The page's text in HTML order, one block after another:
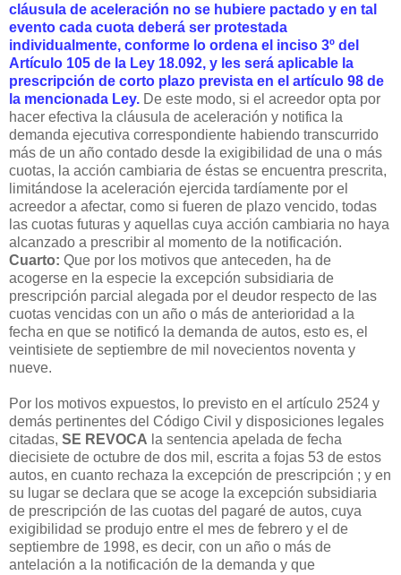
cláusula de aceleración no se hubiere pactado y en tal
evento cada cuota deberá ser protestada
individualmente, conforme lo ordena el inciso 3º del
Artículo 105 de la Ley 18.092, y les será aplicable la
prescripción de corto plazo prevista en el artículo 98 de
la mencionada Ley. De este modo, si el acreedor opta por
hacer efectiva la cláusula de aceleración y notifica la
demanda ejecutiva correspondiente habiendo transcurrido
más de un año contado desde la exigibilidad de una o más
cuotas, la acción cambiaria de éstas se encuentra prescrita,
limitándose la aceleración ejercida tardíamente por el
acreedor a afectar, como si fueren de plazo vencido, todas
las cuotas futuras y aquellas cuya acción cambiaria no haya
alcanzado a prescribir al momento de la notificación.
Cuarto: Que por los motivos que anteceden, ha de
acogerse en la especie la excepción subsidiaria de
prescripción parcial alegada por el deudor respecto de las
cuotas vencidas con un año o más de anterioridad a la
fecha en que se notificó la demanda de autos, esto es, el
veintisiete de septiembre de mil novecientos noventa y
nueve.
Por los motivos expuestos, lo previsto en el artículo 2524 y
demás pertinentes del Código Civil y disposiciones legales
citadas, SE REVOCA la sentencia apelada de fecha
diecisiete de octubre de dos mil, escrita a fojas 53 de estos
autos, en cuanto rechaza la excepción de prescripción ; y en
su lugar se declara que se acoge la excepción subsidiaria
de prescripción de las cuotas del pagaré de autos, cuya
exigibilidad se produjo entre el mes de febrero y el de
septiembre de 1998, es decir, con un año o más de
antelación a la notificación de la demanda y que